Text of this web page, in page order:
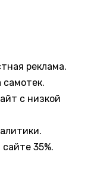
реклама.
с низкой
35%.